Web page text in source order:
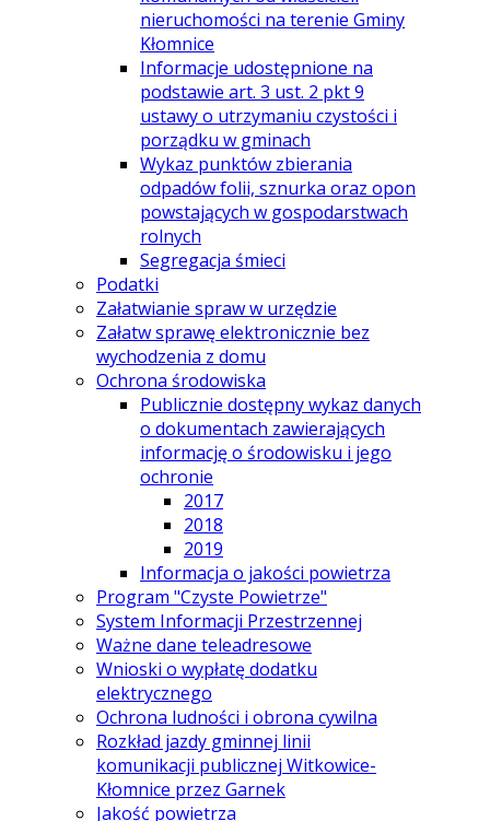
nieruchomości na terenie Gminy
Kłomnice
Informacje udostępnione na
podstawie art. 3 ust. 2 pkt 9
ustawy o utrzymaniu czystości i
porządku w gminach
Wykaz punktów zbierania
odpadów folii, sznurka oraz opon
powstających w gospodarstwach
rolnych
Segregacja śmieci
Podatki
Załatwianie spraw w urzędzie
Załatw sprawę elektronicznie bez
wychodzenia z domu
Ochrona środowiska
Publicznie dostępny wykaz danych
o dokumentach zawierających
informację o środowisku i jego
ochronie
2017
2018
2019
Informacja o jakości powietrza
Program "Czyste Powietrze"
System Informacji Przestrzennej
Ważne dane teleadresowe
Wnioski o wypłatę dodatku
elektrycznego
Ochrona ludności i obrona cywilna
Rozkład jazdy gminnej linii
komunikacji publicznej Witkowice-
Kłomnice przez Garnek
Jakość powietrza